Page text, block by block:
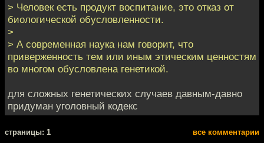
> Человек есть продукт воспитание, это отказ от
биологической обусловленности.
>
> А современная наука нам говорит, что
приверженность тем или иным этическим ценностям
во многом обусловлена генетикой.
для сложных генетических случаев давным-давно
придуман уголовный кодекс
cтраницы: 1 все комментарии